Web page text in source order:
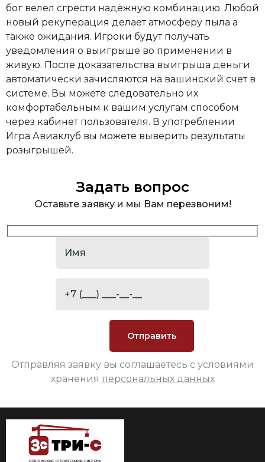
бог велел сгрести надёжную комбинацию. Любой
новый рекуперация делает атмосферу пыла а
также ожидания. Игроки будут получать
уведомления о выигрыше во применении в
живую. После доказательства выигрыша деньги
автоматически зачисляются на вашинский счет в
системе. Вы можете следовательно их
комфортабельным к вашим услугам способом
через кабинет пользователя. В употреблении
Игра Авиаклуб вы можете выверить результаты
розыгрышей.
Задать вопрос
Оставьте заявку и мы Вам перезвоним!
Отправляя заявку вы соглашаетесь с условиями
хранения персональных данных